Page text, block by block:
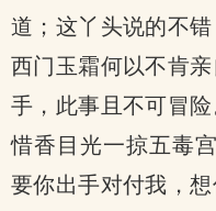
道；这丫头说的不
西门玉霜何以不肯
手，此事且不可冒
惜香目光一掠五毒
要你出手对付我，